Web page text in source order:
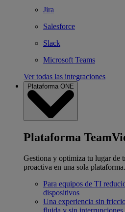
Jira
Salesforce
Slack
Microsoft Teams
Ver todas las integraciones
Plataforma ONE
Plataforma
Gestiona y optimiza tu lugar de
proactiva en una sola plataforma.
Para equipos de TI
dispositivos
Una experiencia sin